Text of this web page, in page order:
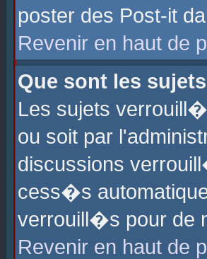
poster des Post-it
Revenir en haut de
Que sont les
Les sujets
ou soit par
discussions
cess�s
verrouill�s pour de
Revenir en haut de